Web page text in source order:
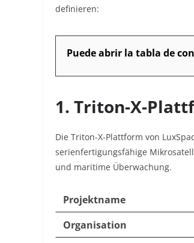
definieren:
Puede abrir la tabla de
1. Triton-X-
Die Triton-X-Plattform von
serienfertigungsfähige
und maritime Überwachung.
Projektname
Organisation